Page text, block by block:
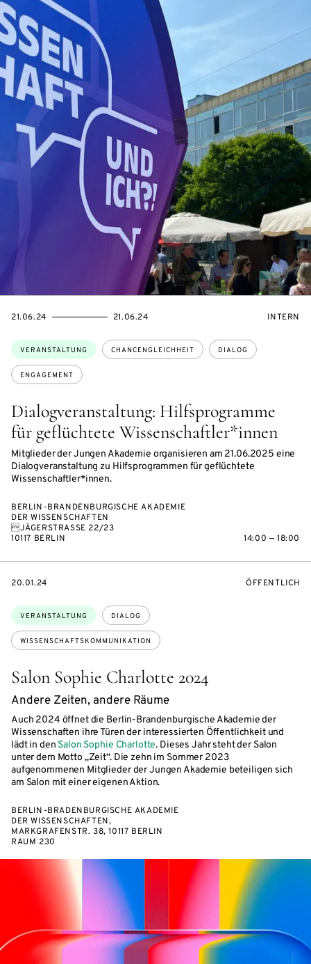
Dialogveranstaltung: Hilfsprogramme
für geflüchtete Wissenschaftler*innen
Mitglieder der Jungen Akademie organisieren am 21.06.2025 eine
Dialogveranstaltung zu Hilfsprogrammen für geflüchtete
Wissenschaftler*innen.
Themen:
VERANSTALTUNG CHANCENGLEICHHEIT DIALOG
ENGAGEMENT
EVENTBEGINSON
21.06.24
EVENTENDSON 21.06.24 INTERN
BERLIN-BRANDENBURGISCHE AKADEMIE
DER WISSENSCHAFTEN
JÄGERSTRASSE 22/23
10117 BERLIN
14:00 — 18:00
Salon Sophie Charlotte 2024
Andere Zeiten, andere Räume
Auch 2024 öffnet die Berlin-Brandenburgische Akademie der
Wissenschaften ihre Türen der interessierten Öffentlichkeit und
lädt in den Salon Sophie Charlotte. Dieses Jahr steht der Salon
unter dem Motto „Zeit“. Die zehn im Sommer 2023
aufgenommenen Mitglieder der Jungen Akademie beteiligen sich
am Salon mit einer eigenen Aktion.
Themen:
VERANSTALTUNG DIALOG
WISSENSCHAFTSKOMMUNIKATION
EVENTBEGINSON
20.01.24 ÖFFENTLICH
BERLIN-BRADENBURGISCHE AKADEMIE
DER WISSENSCHAFTEN,
MARKGRAFENSTR. 38, 10117 BERLIN
RAUM 230